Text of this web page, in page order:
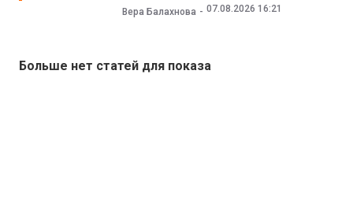
Вера Балахнова 07.08.2026 16:21
Больше нет статей для показа